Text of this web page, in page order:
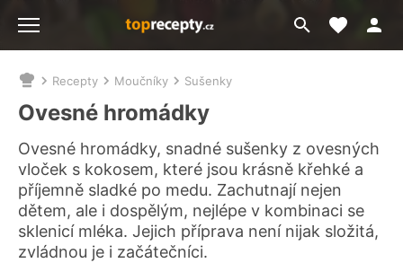
Přejít
na
Moje
Nacházíte
se
zde:
Recepty Moučníky Sušenky
Ovesné hromádky
Ovesné hromádky, snadné sušenky z ovesných
vloček s kokosem, které jsou krásně křehké a
příjemně sladké po medu. Zachutnají nejen
dětem, ale i dospělým, nejlépe v kombinaci se
sklenicí mléka. Jejich příprava není nijak složitá,
zvládnou je i začátečníci.